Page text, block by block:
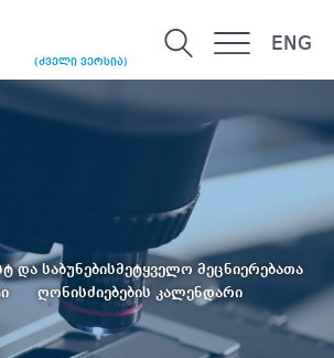
(ძველი ვერსია)
ENG
და საბუნებისმეტყველო მეცნიერებათა
ღონისძიებების კალენდარი